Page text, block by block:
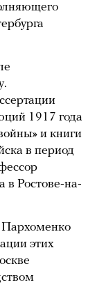
1917 года
и книги
в период
в Ростове-на-
Пархоменко
этих